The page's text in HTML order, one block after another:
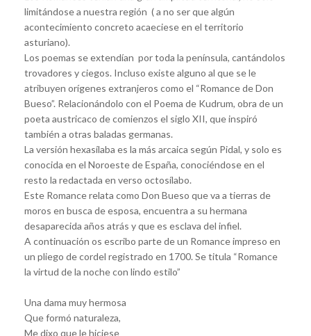
limitándose a nuestra región ( a no ser que algún
acontecimiento concreto acaeciese en el territorio
asturiano).
Los poemas se extendían por toda la península, cantándolos
trovadores y ciegos. Incluso existe alguno al que se le
atribuyen orígenes extranjeros como el “Romance de Don
Bueso”. Relacionándolo con el Poema de Kudrum, obra de un
poeta austricaco de comienzos el siglo XII, que inspiró
también a otras baladas germanas.
La versión hexasílaba es la más arcaica según Pidal, y solo es
conocida en el Noroeste de España, conociéndose en el
resto la redactada en verso octosílabo.
Este Romance relata como Don Bueso que va a tierras de
moros en busca de esposa, encuentra a su hermana
desaparecida años atrás y que es esclava del infiel.
A continuación os escribo parte de un Romance impreso en
un pliego de cordel registrado en 1700. Se titula “Romance
la virtud de la noche con lindo estilo”
Una dama muy hermosa
Que formó naturaleza,
Me dixo que le hiciese